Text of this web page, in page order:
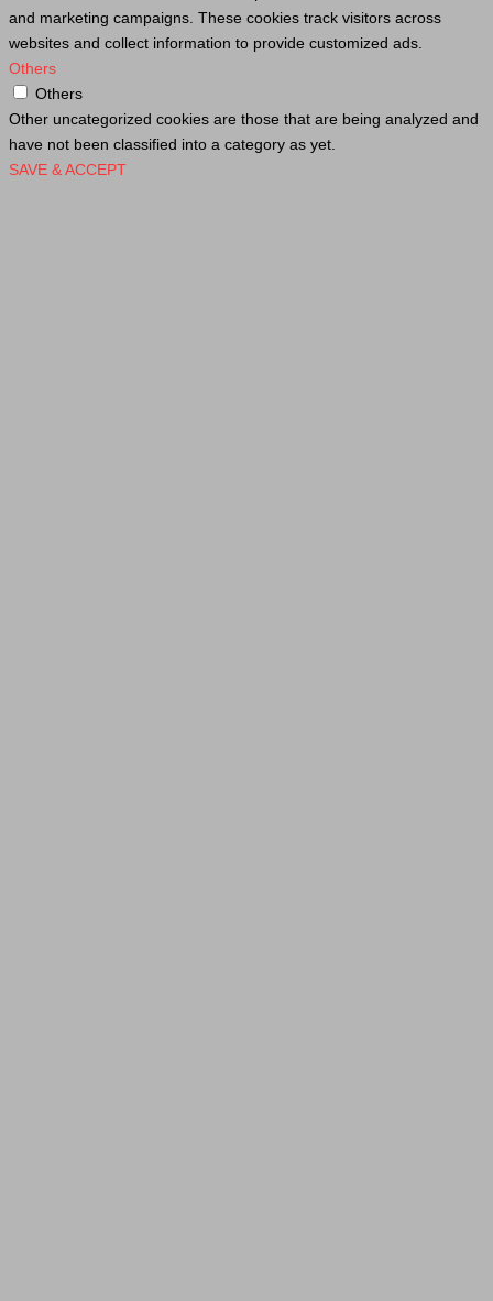
and marketing campaigns. These cookies track visitors across
websites and collect information to provide customized ads.
Others
Others
Other uncategorized cookies are those that are being analyzed and
have not been classified into a category as yet.
SAVE & ACCEPT